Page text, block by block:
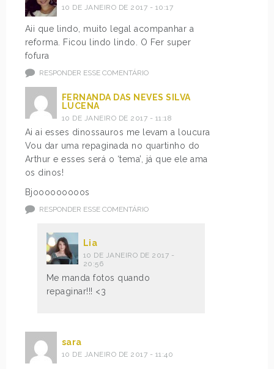
10 DE JANEIRO DE 2017 - 10:17
Aii que lindo, muito legal acompanhar a
reforma. Ficou lindo lindo. O Fer super
fofura
RESPONDER ESSE COMENTÁRIO
FERNANDA DAS NEVES SILVA
LUCENA
10 DE JANEIRO DE 2017 - 11:18
Ai ai esses dinossauros me levam a loucura
Vou dar uma repaginada no quartinho do
Arthur e esses será o ‘tema’, já que ele ama
os dinos!
Bjooooooooos
RESPONDER ESSE COMENTÁRIO
Lia
10 DE JANEIRO DE 2017 -
20:56
Me manda fotos quando
repaginar!!! <3
sara
10 DE JANEIRO DE 2017 - 11:40